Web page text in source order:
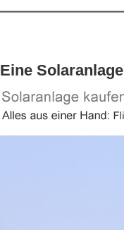
Eine